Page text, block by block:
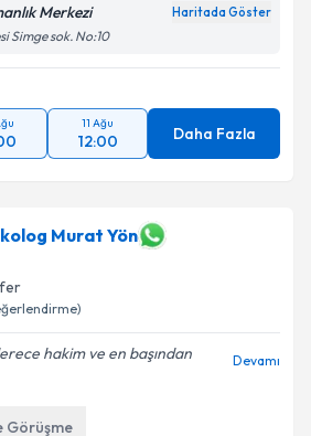
Merkezi Haritada Göster
Simge sok. No:10
11 Ağu
12:00 Daha Fazla
Murat Yön
hakim ve en başından
Devamı
Görüşme